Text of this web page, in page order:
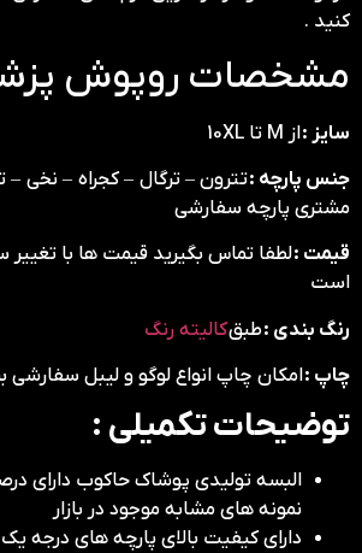
کنید .
مشخصات روپوش
سایز :از M تا 10XL
جنس پارچه :تترون – ترگال – کجراه – نخی –
مشتری پارچه سفارشی
قیمت :لطفا تماس بگیرید قیمت ها با تغییر
است
رنگ بندی :طبقکالیته رنگ
چاپ :امکان چاپ انواع لوگو و لیبل
توضیحات تکمیلی :
البسه تولیدی پوشاک حاکوب دارای
نمونه های مشابه موجود در بازار
دارای کیفیت بالای پارچه های درجه یک